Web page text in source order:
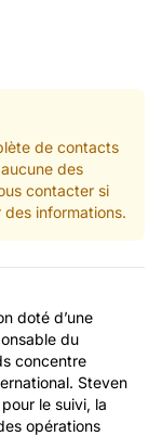
de contacts
des
contacter si
informations.
doté d’une
du
concentre
Steven
le suivi, la
opérations